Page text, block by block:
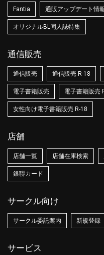
Fantia 通販アップデート情
オリジナルBL同人誌特集
通信販売
通信販売 通信販売 R-18
電子書籍販売 電子書籍販売
女性向け電子書籍販売 R-18
店舗
店舗一覧 店舗在庫検索
銀聯カード
サークル向け
サークル委託案内 新規登録
サービス